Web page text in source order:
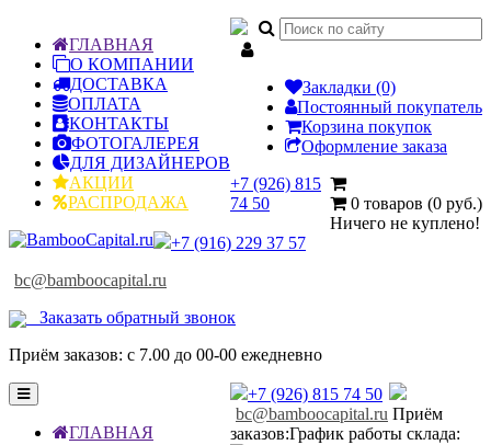
ГЛАВНАЯ
О КОМПАНИИ
ДОСТАВКА
ОПЛАТА
КОНТАКТЫ
ФОТОГАЛЕРЕЯ
ДЛЯ ДИЗАЙНЕРОВ
АКЦИИ
РАСПРОДАЖА

Закладки (0)
Постоянный покупатель
Корзина покупок
Оформление заказа
0 товаров (0 руб.)
Ничего не куплено!
+7 (926) 815
74 50
+7 (916) 229 37 57
bc@bamboocapital.ru
Заказать обратный звонок
Приём заказов: с 7.00 до 00-00 ежедневно
Toggle
navigation
ГЛАВНАЯ
+7 (926) 815 74 50
bc@bamboocapital.ru Приём
заказов:График работы склада: